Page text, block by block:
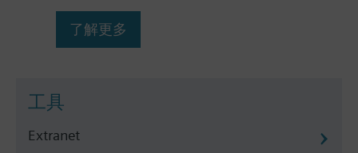
了解更多
工具
Extranet